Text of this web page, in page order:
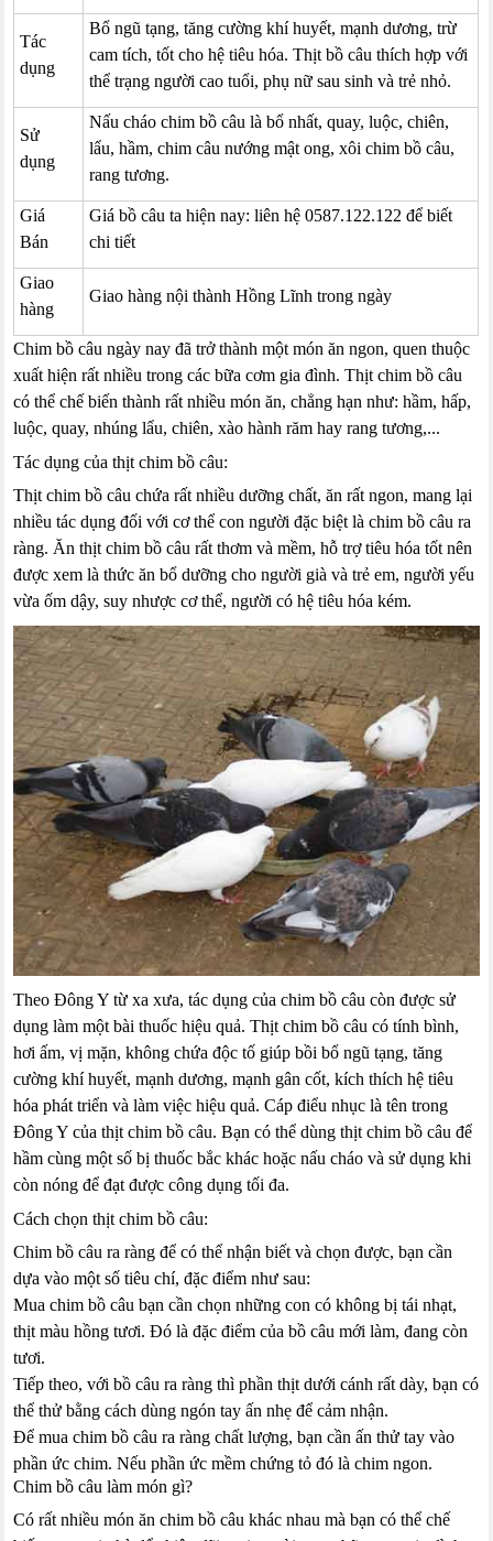
Tác
dụng
Bổ ngũ tạng, tăng cường khí huyết, mạnh dương, trừ
cam tích, tốt cho hệ tiêu hóa. Thịt bồ câu thích hợp với
thể trạng người cao tuổi, phụ nữ sau sinh và trẻ nhỏ.
Sử
dụng
Nấu cháo chim bồ câu là bổ nhất, quay, luộc, chiên,
lẩu, hầm, chim câu nướng mật ong, xôi chim bồ câu,
rang tương.
Giá
Bán
Giá bồ câu ta hiện nay: liên hệ 0587.122.122 để biết
chi tiết
Giao
hàng
Giao hàng nội thành Hồng Lĩnh trong ngày
Chim bồ câu ngày nay đã trở thành một món ăn ngon, quen thuộc
xuất hiện rất nhiều trong các bữa cơm gia đình. Thịt chim bồ câu
có thể chế biến thành rất nhiều món ăn, chẳng hạn như: hầm, hấp,
luộc, quay, nhúng lẩu, chiên, xào hành răm hay rang tương,...
Tác dụng của thịt chim bồ câu:
Thịt chim bồ câu chứa rất nhiều dưỡng chất, ăn rất ngon, mang lại
nhiều tác dụng đối với cơ thể con người đặc biệt là chim bồ câu ra
ràng. Ăn thịt chim bồ câu rất thơm và mềm, hỗ trợ tiêu hóa tốt nên
được xem là thức ăn bổ dưỡng cho người già và trẻ em, người yếu
vừa ốm dậy, suy nhược cơ thể, người có hệ tiêu hóa kém.
Theo Đông Y từ xa xưa, tác dụng của chim bồ câu còn được sử
dụng làm một bài thuốc hiệu quả. Thịt chim bồ câu có tính bình,
hơi ấm, vị mặn, không chứa độc tố giúp bồi bổ ngũ tạng, tăng
cường khí huyết, mạnh dương, mạnh gân cốt, kích thích hệ tiêu
hóa phát triển và làm việc hiệu quả. Cáp điểu nhục là tên trong
Đông Y của thịt chim bồ câu. Bạn có thể dùng thịt chim bồ câu để
hầm cùng một số bị thuốc bắc khác hoặc nấu cháo và sử dụng khi
còn nóng để đạt được công dụng tối đa.
Cách chọn thịt chim bồ câu:
Chim bồ câu ra ràng để có thể nhận biết và chọn được, bạn cần
dựa vào một số tiêu chí, đặc điểm như sau:
Mua chim bồ câu bạn cần chọn những con có không bị tái nhạt,
thịt màu hồng tươi. Đó là đặc điểm của bồ câu mới làm, đang còn
tươi.
Tiếp theo, với bồ câu ra ràng thì phần thịt dưới cánh rất dày, bạn có
thể thử bằng cách dùng ngón tay ấn nhẹ để cảm nhận.
Để mua chim bồ câu ra ràng chất lượng, bạn cần ấn thử tay vào
phần ức chim. Nếu phần ức mềm chứng tỏ đó là chim ngon.
Chim bồ câu làm món gì?
Có rất nhiều món ăn chim bồ câu khác nhau mà bạn có thể chế